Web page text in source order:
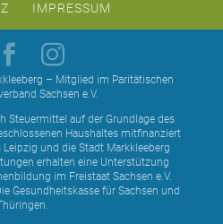
IMPRESSUM
– Mitglied im Paritätischen
Sachsen e.V.
Steuermittel auf der Grundlage des
Haushaltes mitfinanziert
und die Stadt Markkleeberg
erhalten eine Unterstützung
im Freistaat Sachsen e.V.
Gesundheitskasse für Sachsen und